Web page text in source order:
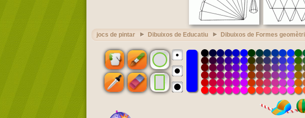
jocs de pintar Dibuixos de Educatiu Dibuixos de Formes